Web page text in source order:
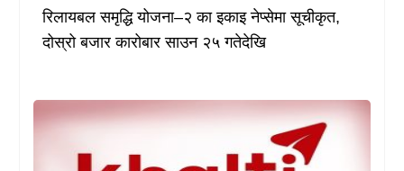
रिलायबल समृद्धि योजना–२ का इकाइ नेप्सेमा सूचीकृत,
दोस्रो बजार कारोबार साउन २५ गतेदेखि